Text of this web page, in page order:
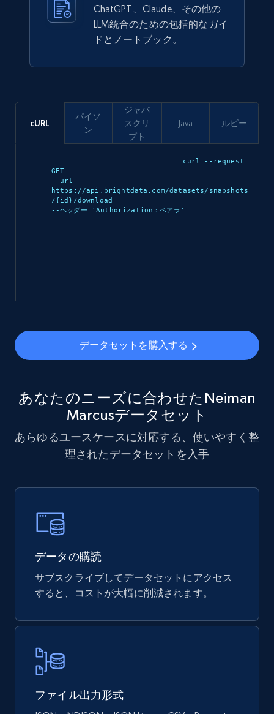
988+ 今すぐ購入
count, Main image, Category url, Category, and
more.
943+ 151+ 今すぐ購入
eCommerce
Ozon.ru products
URL, Sku, Breadcrumbs, Name, Rating, Review
count, Description, Image, and more.
898+
Sephora products
Actual price, Unit price, and more.
eCommerce
878+ 124+
ChatGPT、Claude、その他の
LLM統合のための包括的なガイ
ドとノートブック。
cURL
curl --request
GET
--url
https://api.brightdata.com/datasets/snapshots
/{id}/download
--ヘッダー 'Authorization：ベアラ '
パイソ
ン
ジャバ
スクリ
プト
Java ルビー
データセットを購入する
あなたのニーズに合わせたNeiman
Marcusデータセット
あらゆるユースケースに対応する、使いやすく整
理されたデータセットを入手
データの購読
サブスクライブしてデータセットにアクセス
すると、コストが大幅に削減されます。
ファイル出力形式